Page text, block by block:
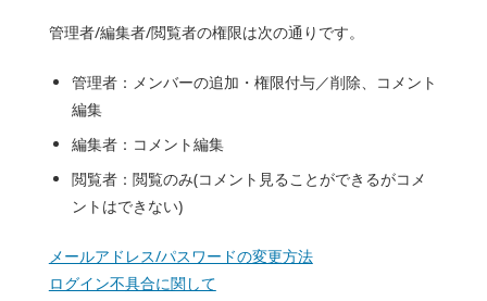
管理者/編集者/閲覧者の権限は次の通りです。
管理者：メンバーの追加・権限付与／削除、コメント
編集
編集者：コメント編集
閲覧者：閲覧のみ(コメント見ることができるがコメ
ントはできない)
メールアドレス/パスワードの変更方法
ログイン不具合に関して